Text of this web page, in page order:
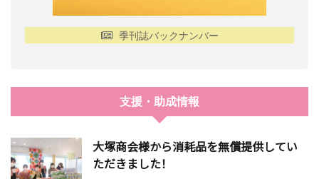
季刊誌バックナンバー
支援・助成情報
大塚商会様から消耗品を無償提供してい
ただきました！